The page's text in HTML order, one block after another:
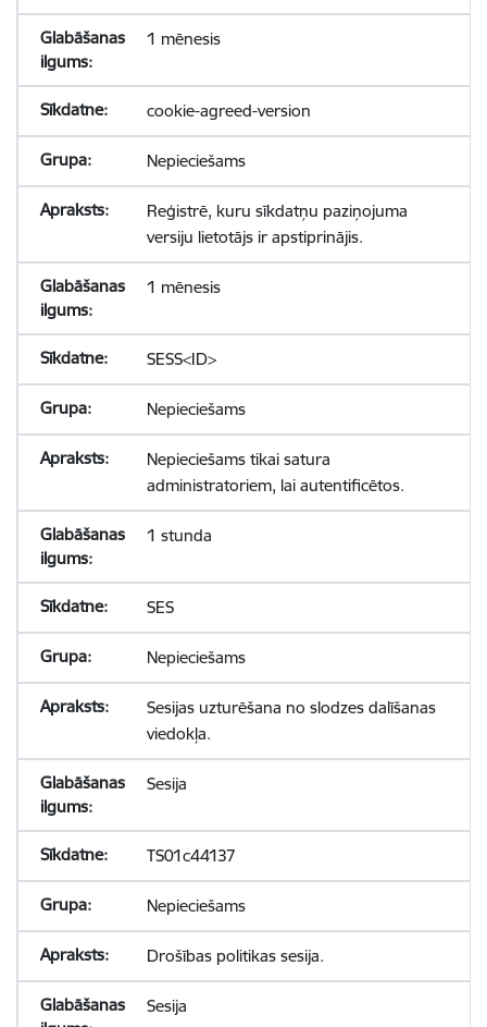
1 mēnesis
cookie-agreed-version
Nepieciešams
Reģistrē, kuru sīkdatņu paziņojuma
versiju lietotājs ir apstiprinājis.
1 mēnesis
SESS<ID>
Nepieciešams
Nepieciešams tikai satura
administratoriem, lai autentificētos.
1 stunda
SES
Nepieciešams
Sesijas uzturēšana no slodzes dalīšanas
viedokļa.
Sesija
TS01c44137
Nepieciešams
Drošības politikas sesija.
Sesija